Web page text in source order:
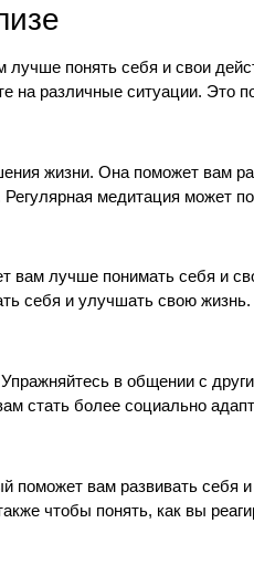
понять себя и свои
на различные ситуации. Это
жизни. Она поможет вам
Регулярная медитация
вам лучше понимать себя и
себя и улучшать свою жизнь.
в общении с
стать более социально
поможет вам развивать
чтобы понять, как вы